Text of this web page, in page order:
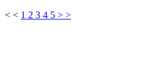
< < 1 2 3 4 5 > >